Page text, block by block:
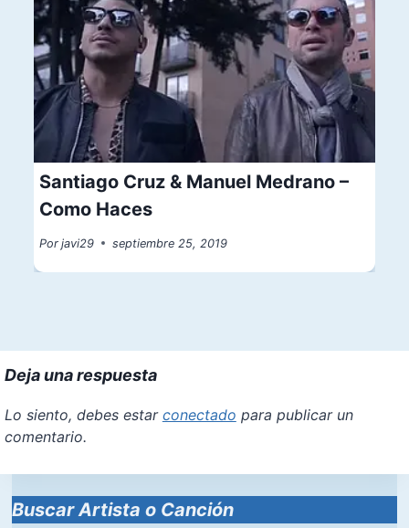
Santiago Cruz & Manuel Medrano –
Como Haces
Por javi29 septiembre 25, 2019
Deja una respuesta
Lo siento, debes estar conectado para publicar un
comentario.
Buscar Artista o Canción